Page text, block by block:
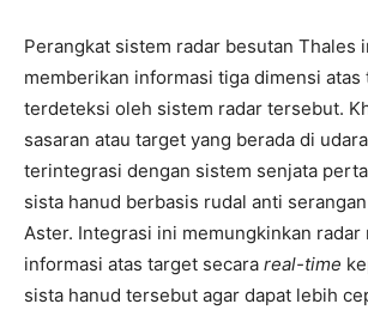
Perangkat sistem radar besutan Thales
memberikan informasi tiga dimensi atas
terdeteksi oleh sistem radar tersebut.
sasaran atau target yang berada di
terintegrasi dengan sistem senjata
sista hanud berbasis rudal anti
Aster. Integrasi ini memungkinkan radar
informasi atas target secara real-time
sista hanud tersebut agar dapat lebih